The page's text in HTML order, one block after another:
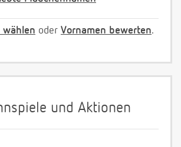
wählen oder Vornamen bewerten.
und Aktionen